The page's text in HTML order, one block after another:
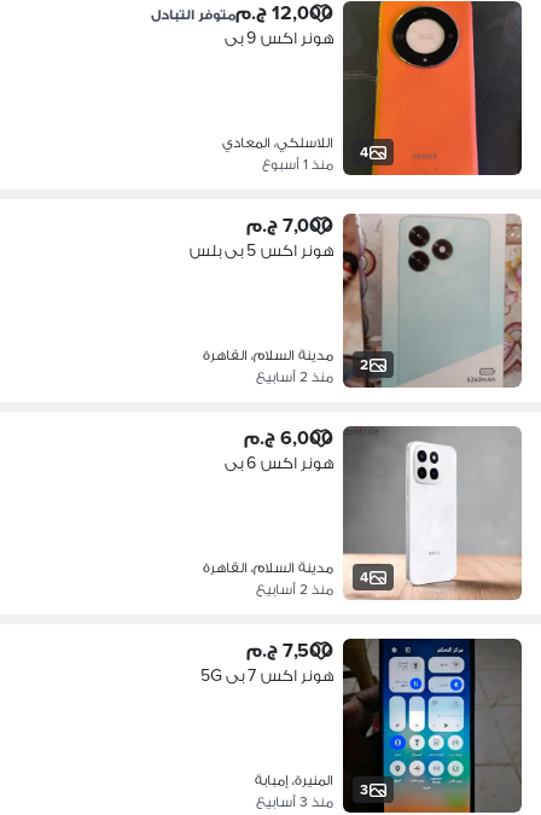
4
12,000 ج.م متوفر التبادل
هونر اكس 9 بى
اللاسلكي، المعادي
منذ 1 أسبوع
2
7,000 ج.م
هونر اكس 5 بى بلس
مدينة السلام، القاهرة
منذ 2 أسابيع
4
6,000 ج.م
هونر اكس 6 بى
مدينة السلام، القاهرة
منذ 2 أسابيع
3
7,500 ج.م
هونر اكس 7 بى 5G
المنيرة، إمبابة
منذ 3 أسابيع